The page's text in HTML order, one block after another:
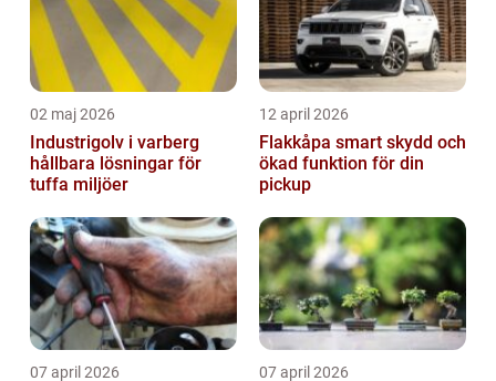
02 maj 2026
Industrigolv i varberg
hållbara lösningar för
tuffa miljöer
12 april 2026
Flakkåpa smart skydd och
ökad funktion för din
pickup
07 april 2026 07 april 2026